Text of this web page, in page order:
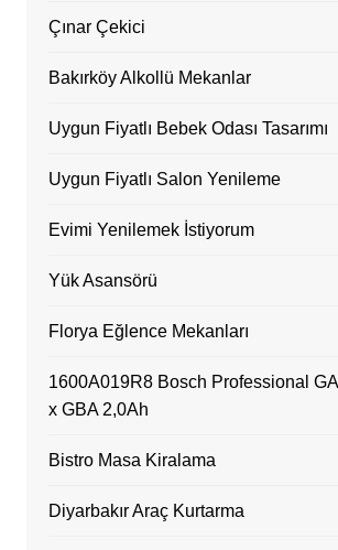
Çınar Çekici
Bakırköy Alkollü Mekanlar
Uygun Fiyatlı Bebek Odası Tasarımı
Uygun Fiyatlı Salon Yenileme
Evimi Yenilemek İstiyorum
Yük Asansörü
Florya Eğlence Mekanları
1600A019R8 Bosch Professional
x GBA 2,0Ah
Bistro Masa Kiralama
Diyarbakır Araç Kurtarma